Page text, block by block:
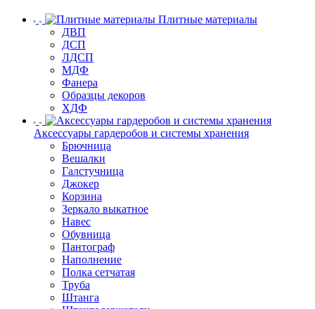
Плитные материалы
ДВП
ДСП
ЛДСП
МДФ
Фанера
Образцы декоров
ХДФ
Аксессуары гардеробов и системы хранения
Брючница
Вешалки
Галстучница
Джокер
Корзина
Зеркало выкатное
Навес
Обувница
Пантограф
Наполнение
Полка сетчатая
Труба
Штанга